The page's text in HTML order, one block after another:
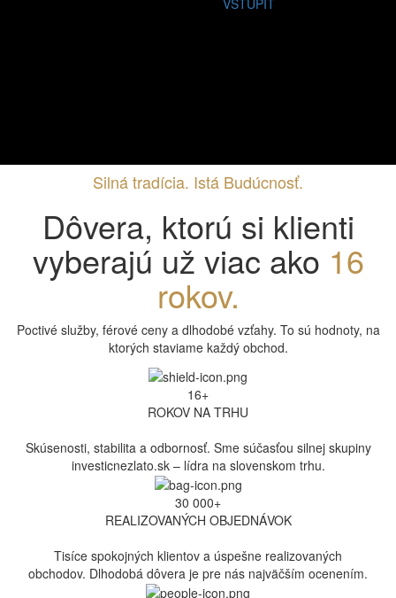
VSTÚPIŤ
Silná tradícia. Istá Budúcnosť.
Dôvera, ktorú si klienti
vyberajú už viac ako 16
rokov.
Poctivé služby, férové ceny a dlhodobé vzťahy. To sú hodnoty, na
ktorých staviame každý obchod.
16+
ROKOV NA TRHU
Skúsenosti, stabilita a odbornosť. Sme súčasťou silnej skupiny
investicnezlato.sk – lídra na slovenskom trhu.
30 000+
REALIZOVANÝCH OBJEDNÁVOK
Tisíce spokojných klientov a úspešne realizovaných
obchodov. Dlhodobá dôvera je pre nás najväčším ocenením.